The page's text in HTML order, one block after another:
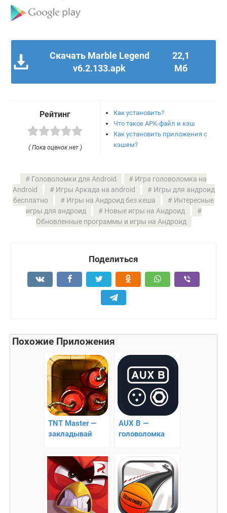
Скачать Marble Legend
v6.2.133.apk
22,1
Мб
Рейтинг
( Пока оценок нет )
Как установить?
Что такое APK-файл и кэш
Как установить приложения с
кэшем?
Головоломки для Android
Игра головоломка на
Android
Игры Аркада на android
Игры для андроид
бесплатно
Игры на Андроид без кеша
Интересные
игры для андроид
Новые игры на Андроид
Обновленные программы и игры на Андроид
Поделиться
Похожие Приложения
TNT Master —
закладывай
AUX B —
головоломка